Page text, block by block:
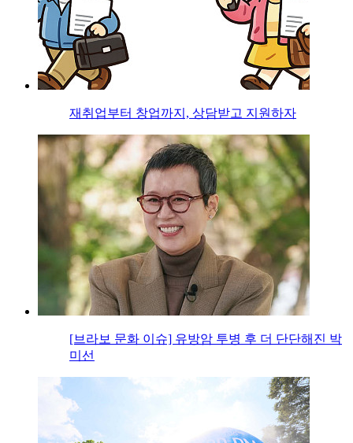
재취업부터 창업까지, 상담받고 지원하자
[브라보 문화 이슈] 유방암 투병 후 더 단단해진 박
미선